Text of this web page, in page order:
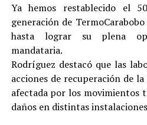
Ya hemos restablecido el
generación de
hasta lograr su plena
mandataria.
Rodríguez destacó que las
acciones de recuperación de
afectada por los movimientos
daños en distintas